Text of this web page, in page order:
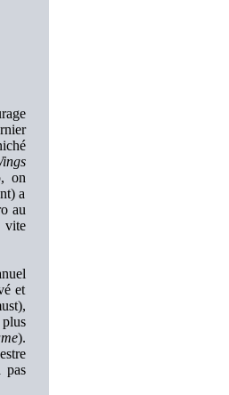
on
a
au
vite
et
).
pas